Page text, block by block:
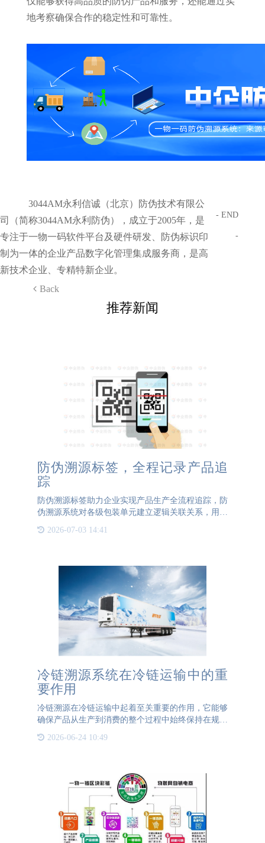
地考察确保合作的稳定性和可靠性。
3044AM永利信诚（北京）防伪技术有限公
司（简称3044AM永利防伪），成立于2005年，是
专注于一物一码软件平台及硬件研发、防伪标识印
制为一体的企业产品数字化管理集成服务商，是高
新技术企业、专精特新企业。
Back
- END
-
推荐新闻
防伪溯源标签，全程记录产品追
踪
防伪溯源标签助力企业实现产品生产全流程追踪，防
伪溯源系统对各级包装单元建立逻辑关联关系，用采
市场流通中查询追溯每件产品的流通信息。当消费者
2026-07-03 14:41
冷链溯源系统在冷链运输中的重
要作用
冷链溯源在冷链运输中起着至关重要的作用，它能够
确保产品从生产到消费的整个过程中始终保持在规定
的低温环境中，从而保证产品质量和安全。以下是冷
链溯源对冷链运输的监督和追踪作用的具体体现：
2026-06-24 10:49